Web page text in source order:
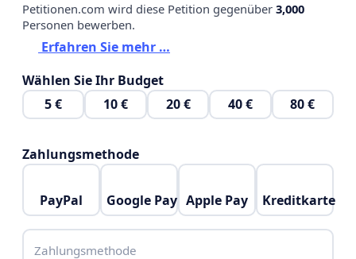
Petitionen.com wird diese Petition gegenüber 3,000
Personen bewerben.
Erfahren Sie mehr …
Wählen Sie Ihr Budget
5 €
10 € 20 € 40 € 80 €
Zahlungsmethode
PayPal Google Pay Apple Pay Kreditkarte
Zahlungsmethode